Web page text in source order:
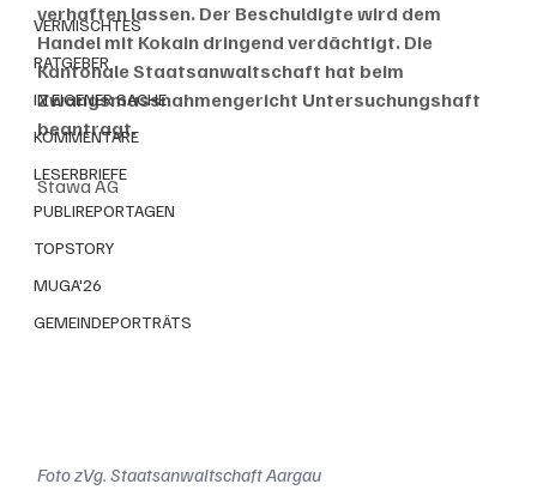
VERMISCHTES
RATGEBER
IN EIGENER SACHE
KOMMENTARE
LESERBRIEFE
PUBLIREPORTAGEN
TOPSTORY
MUGA'26
GEMEINDEPORTRÄTS
verhaften lassen. Der Beschuldigte wird dem
Handel mit Kokain dringend verdächtigt. Die
Kantonale Staatsanwaltschaft hat beim
Zwangsmassnahmengericht Untersuchungshaft
beantragt.
Stawa AG
Foto zVg. Staatsanwaltschaft Aargau